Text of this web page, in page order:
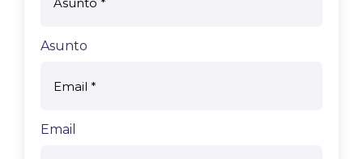
Asunto
Email